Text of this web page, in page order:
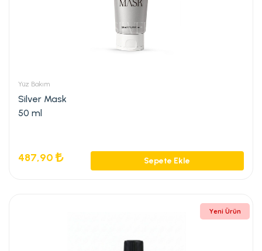
Yüz Bakım
Silver Mask
50 ml
487,90 Sepete Ekle
Yeni Ürün